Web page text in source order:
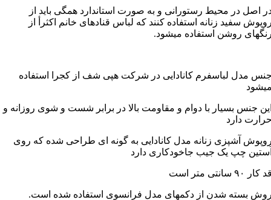
اصل در محیط رستورانی و به صورت استاندارد همگی باید از
سفید زنانه استفاده کنند که لباس قنادهای خانم اکثرأ از
روشن استفاده میشود.
مدل لباسفرم کانادایی در شرکت هپی شف از کجرا استفاده
جنس بسیار با دوام و مقاومت بالا در برابر شست و شوی روزانه و
دارد
آشپزی زنانه مدل کانادایی به گونه ای طراحی شده که روی
چپ یک جیب جاخودکاری دارد
۹۰ سانتی متر است
بسته شدن از دکمهای مدل فرانسوی استفاده شده است.